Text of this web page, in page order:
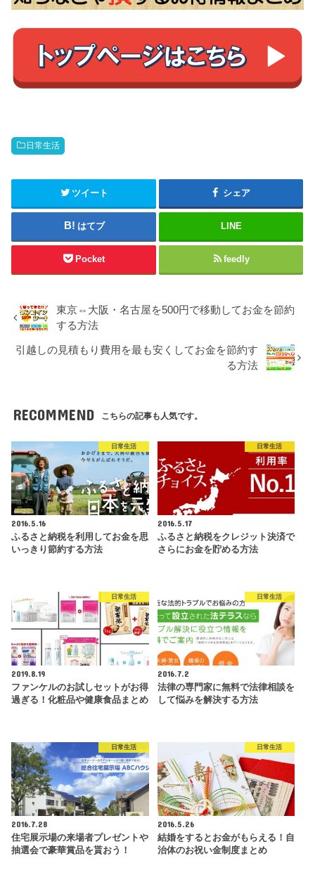
日常生活
ツイート シェア
はてブ LINE
Pocket feedly
東京⇔大阪・名古屋を500円で移動してお金を節約
する方法
引越しの見積もり費用を最も安くしてお金を節約す
る方法
RECOMMEND こちらの記事も人気です。
日常生活
2016.5.16
ふるさと納税を利用してお金を思
いっきり節約する方法
日常生活
2016.5.17
ふるさと納税をクレジット決済で
さらにお金を貯める方法
日常生活
2019.8.19
ファンケルのお試しセットがお得
過ぎる！化粧品や健康食品まとめ
日常生活
2016.7.2
法律の専門家に無料で法律相談を
して悩みを解決する方法
日常生活
2016.7.28
住宅展示場の来場者プレゼントや
抽選会で豪華賞品を貰おう！
日常生活
2016.5.26
結婚をするとお金がもらえる！自
治体のお祝い金制度まとめ